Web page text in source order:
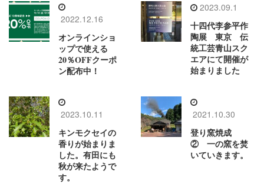
2022.12.16
オンラインショ
ップで使える
20％OFFクーポ
ン配布中！
2023.09.1
十四代李参平作
陶展 東京 伝
統工芸青山スク
エアにて開催が
始まりました
2023.10.11
キンモクセイの
香りが始まりま
した。有田にも
秋が来たようで
す。
2021.10.30
登り窯焼成
② 一の窯を焚
いていきます。